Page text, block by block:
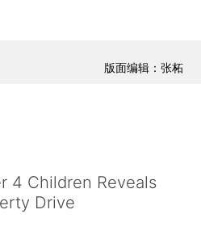
版面编辑：张柘
4 Children Reveals
Drive